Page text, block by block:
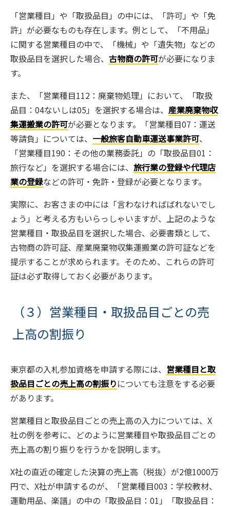
「営業種目」や「取扱品目」の中には、「許可」や「免
許」が必要なものも存在します。例として、「不用品」
に関する営業種目の中で、「機械」や「遺失物」などの
取扱品目を選択した場合、 古物商の許可が必要になりま
す。
また、「営業種目112：廃棄物処理」において、「取扱
品目：04ないしは05」を選択する場合は、 産業廃棄物収
集運搬業の許可が必要となります。「営業種目07：運送
等請負」については、 一般旅客自動車運送事業許可、
「営業種目190：その他の業務委託」の「取扱品目01：
旅行など」を選択する場合には、 旅行業の登録や代理店
業の登録などの許可・免許・登録が必要となります。
実際に、お客さまの中には「言わなければばれないでし
ょう」と考える方もいらっしゃいますが、上記のような
営業種目・取扱品目を選択した場合、必要書類として、
古物商の許可証、産業廃棄物収集運搬業の許可証などを
提示することが求められます。そのため、これらの許可
証は必ず取得しておく必要があります。
（３）営業種目・取扱品目ごとの売
上高の割振り
東京都の入札参加資格を申請する際には、 営業種目と取
扱品目ごとの売上高の割振りについても注意をする必要
があります。
営業種目と取扱品目ごとの売上高の入力については、X
社の例を参考に、どのように営業種目や取扱品目ごとの
売上高の割り振りを行うかを説明します。
X社の直近の確定した決算の売上高（税抜）が2億1000万
円で、X社が申請するのが、「営業種目003：学校教材、
運動用品、楽譜」の中の「取扱品目：01」「取扱品目：